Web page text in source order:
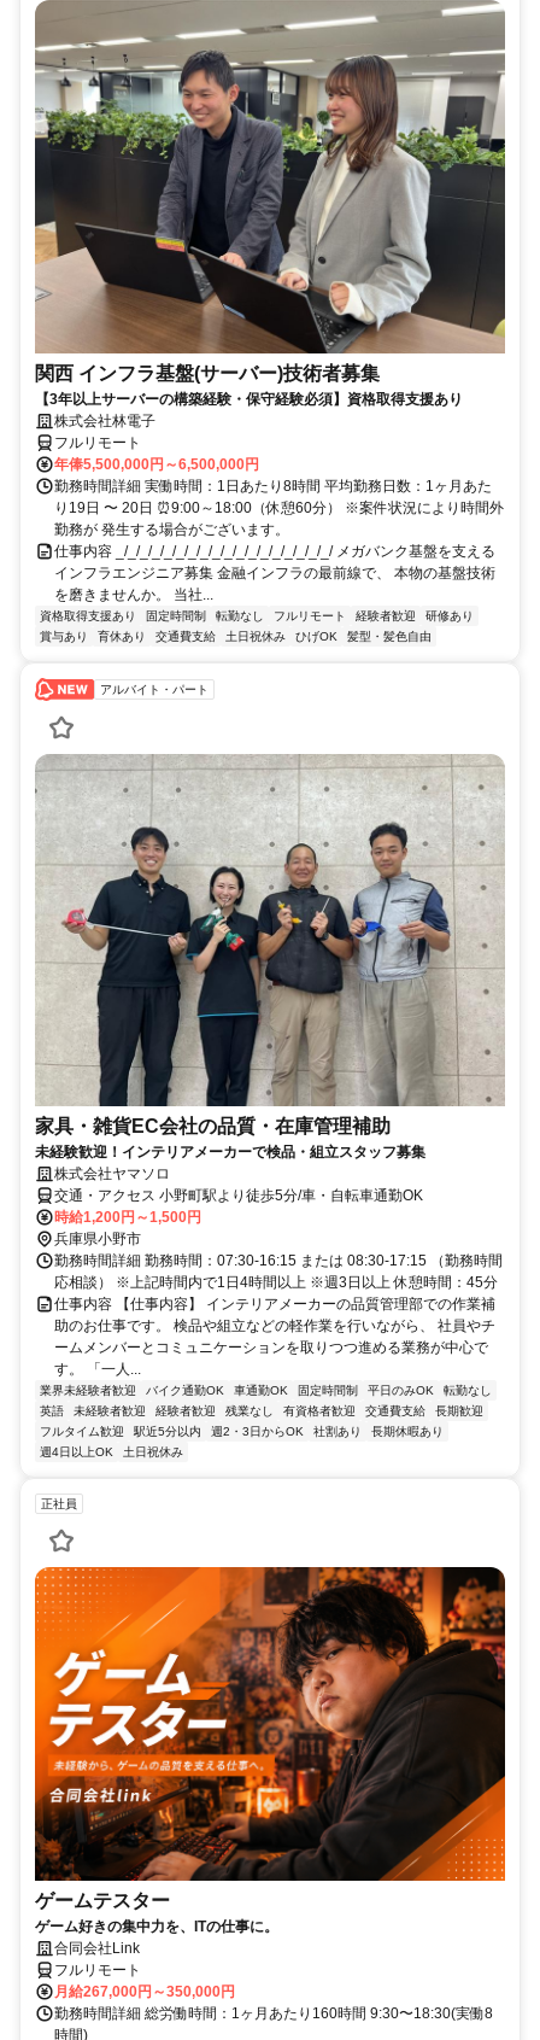
関西 インフラ基盤(サーバー)技術者募集
【3年以上サーバーの構築経験・保守経験必須】資格取得支援あり
株式会社林電子
フルリモート
年俸5,500,000円～6,500,000円
勤務時間詳細 実働時間：1日あたり8時間 平均勤務日数：1ヶ月あた
り19日 〜 20日 ⏰9:00～18:00（休憩60分） ※案件状況により時間外
勤務が 発生する場合がございます。
仕事内容 _/_/_/_/_/_/_/_/_/_/_/_/_/_/_/_/_/_/ メガバンク基盤を支える
インフラエンジニア募集 金融インフラの最前線で、 本物の基盤技術
を磨きませんか。 当社...
資格取得支援あり 固定時間制 転勤なし フルリモート 経験者歓迎
研修あり
賞与あり
育休あり 交通費支給 土日祝休み ひげOK 髪型・髪色自由
アルバイト・パート
家具・雑貨EC会社の品質・在庫管理補助
未経験歓迎！インテリアメーカーで検品・組立スタッフ募集
株式会社ヤマソロ
交通・アクセス 小野町駅より徒歩5分/車・自転車通勤OK
時給1,200円～1,500円
兵庫県小野市
勤務時間詳細 勤務時間：07:30-16:15 または 08:30-17:15 （勤務時間
応相談） ※上記時間内で1日4時間以上 ※週3日以上 休憩時間：45分
仕事内容 【仕事内容】 インテリアメーカーの品質管理部での作業補
助のお仕事です。 検品や組立などの軽作業を行いながら、 社員やチ
ームメンバーとコミュニケーションを取りつつ進める業務が中心で
す。 「一人...
業界未経験者歓迎 バイク通勤OK 車通勤OK 固定時間制 平日のみOK
転勤なし
英語
未経験者歓迎 経験者歓迎 残業なし 有資格者歓迎 交通費支給
長期歓迎
フルタイム歓迎
駅近5分以内 週2・3日からOK 社割あり
長期休暇あり
週4日以上OK
土日祝休み
正社員
ゲームテスター
ゲーム好きの集中力を、ITの仕事に。
合同会社Link
フルリモート
月給267,000円～350,000円
勤務時間詳細 総労働時間：1ヶ月あたり160時間 9:30〜18:30(実働8
時間)